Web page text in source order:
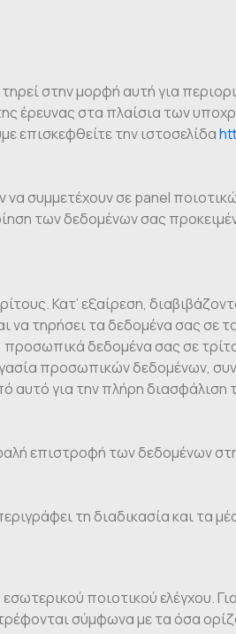
στην μορφή αυτή για
έρευνας στα πλαίσια των
επισκεφθείτε την ιστοσελίδα
συμμετέχουν σε panel
των δεδομένων σας
Κατ’ εξαίρεση,
να τηρήσει τα δεδομένα σας σε
προσωπικά δεδομένα σας σε
προσωπικών δεδομένων,
αυτό για την πλήρη
επιστροφή των δεδομένων
τη διαδικασία και τα
ποιοτικού ελέγχου.
σύμφωνα με τα όσα